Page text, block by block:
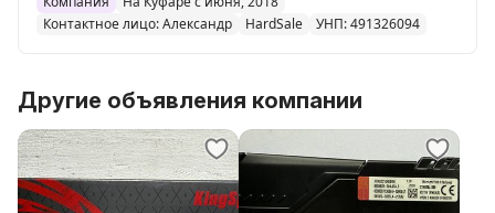
Контактное лицо: Александр
HardSale УНП: 491326094
Другие объявления компании